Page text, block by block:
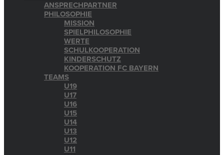
ANSPRECHPARTNER
PHILOSOPHIE
MISSION
SPIELPHILOSOPHIE
WERTE
SCHULKOOPERATION
KINDERSCHUTZ
KOOPERATION FC BAYERN
TEAMS
U19
U17
U16
U15
U14
U13
U12
U11